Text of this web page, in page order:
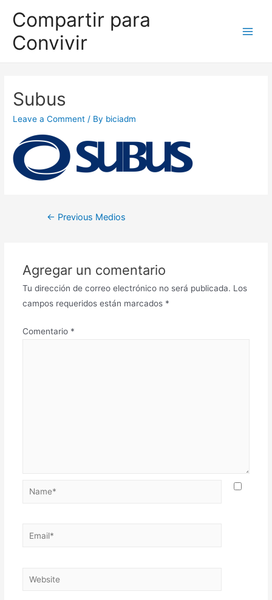
Compartir para
Convivir
Subus
Leave a Comment / By biciadm
← Previous Medios
Agregar un comentario
Tu dirección de correo electrónico no será publicada. Los
campos requeridos están marcados *
Comentario *